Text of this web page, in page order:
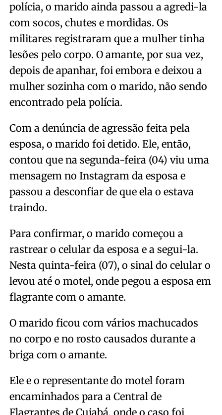
polícia, o marido ainda passou a agredi-la
com socos, chutes e mordidas. Os
militares registraram que a mulher tinha
lesões pelo corpo. O amante, por sua vez,
depois de apanhar, foi embora e deixou a
mulher sozinha com o marido, não sendo
encontrado pela polícia.
Com a denúncia de agressão feita pela
esposa, o marido foi detido. Ele, então,
contou que na segunda-feira (04) viu uma
mensagem no Instagram da esposa e
passou a desconfiar de que ela o estava
traindo.
Para confirmar, o marido começou a
rastrear o celular da esposa e a segui-la.
Nesta quinta-feira (07), o sinal do celular o
levou até o motel, onde pegou a esposa em
flagrante com o amante.
O marido ficou com vários machucados
no corpo e no rosto causados durante a
briga com o amante.
Ele e o representante do motel foram
encaminhados para a Central de
Flagrantes de Cuiabá, onde o caso foi